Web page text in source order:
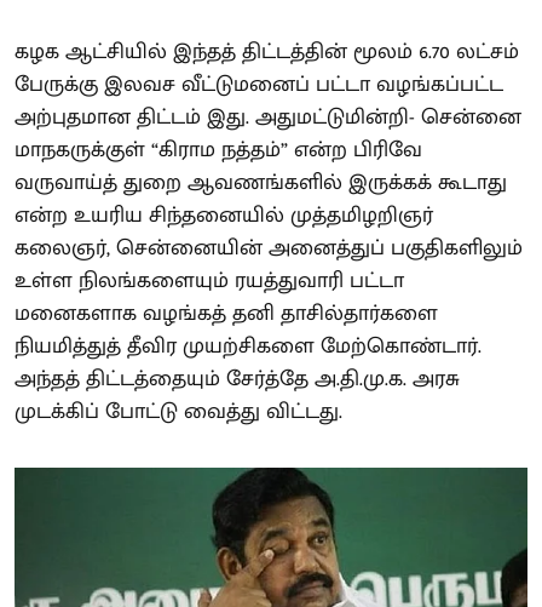
கழக ஆட்சியில் இந்தத் திட்டத்தின் மூலம் 6.70 லட்சம்
பேருக்கு இலவச வீட்டுமனைப் பட்டா வழங்கப்பட்ட
அற்புதமான திட்டம் இது. அதுமட்டுமின்றி- சென்னை
மாநகருக்குள் “கிராம நத்தம்” என்ற பிரிவே
வருவாய்த் துறை ஆவணங்களில் இருக்கக் கூடாது
என்ற உயரிய சிந்தனையில் முத்தமிழறிஞர்
கலைஞர், சென்னையின் அனைத்துப் பகுதிகளிலும்
உள்ள நிலங்களையும் ரயத்துவாரி பட்டா
மனைகளாக வழங்கத் தனி தாசில்தார்களை
நியமித்துத் தீவிர முயற்சிகளை மேற்கொண்டார்.
அந்தத் திட்டத்தையும் சேர்த்தே அ.தி.மு.க. அரசு
முடக்கிப் போட்டு வைத்து விட்டது.